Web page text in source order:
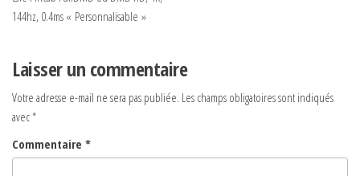
l’article
144hz, 0.4ms « Personnalisable »
Laisser un commentaire
Votre adresse e-mail ne sera pas publiée. Les champs obligatoires sont indiqués
avec*
Commentaire *